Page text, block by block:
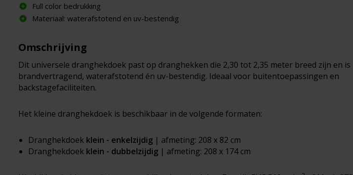
Full color bedrukking
Materiaal: waterafstotend en uv-bestendig
Omschrijving
Dit universele dranghekdoek past op dranghekken die 2,30 tot 2,35 meter breed zijn en is
brandvertragend, waterafstotend én uv-bestendig. Ideaal voor buitentoepassingen en
backstagefaciliteiten.
Het kleine dranghekdoek is beschikbaar in de volgende formaten:
Dranghekdoek klein - enkelzijdig | afmeting: 208 x 82 cm
Dranghekdoek klein - dubbelzijdig | afmeting: 208 x 174 cm